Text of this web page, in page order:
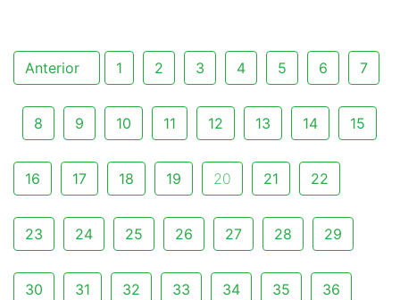
Anterior 1 2 3 4 5 6 7
8 9 10 11 12 13 14 15
16 17 18 19 20 21 22
23 24 25 26 27 28 29
30 31 32 33 34 35 36